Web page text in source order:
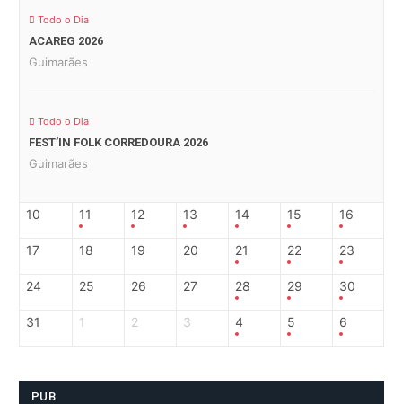
Todo o Dia
ACAREG 2026
Guimarães
Todo o Dia
FEST’IN FOLK CORREDOURA 2026
Guimarães
10 11 12 13 14 15 16
17 18 19 20 21 22 23
24 25 26 27 28 29 30
31 1 2 3 4 5 6
PUB